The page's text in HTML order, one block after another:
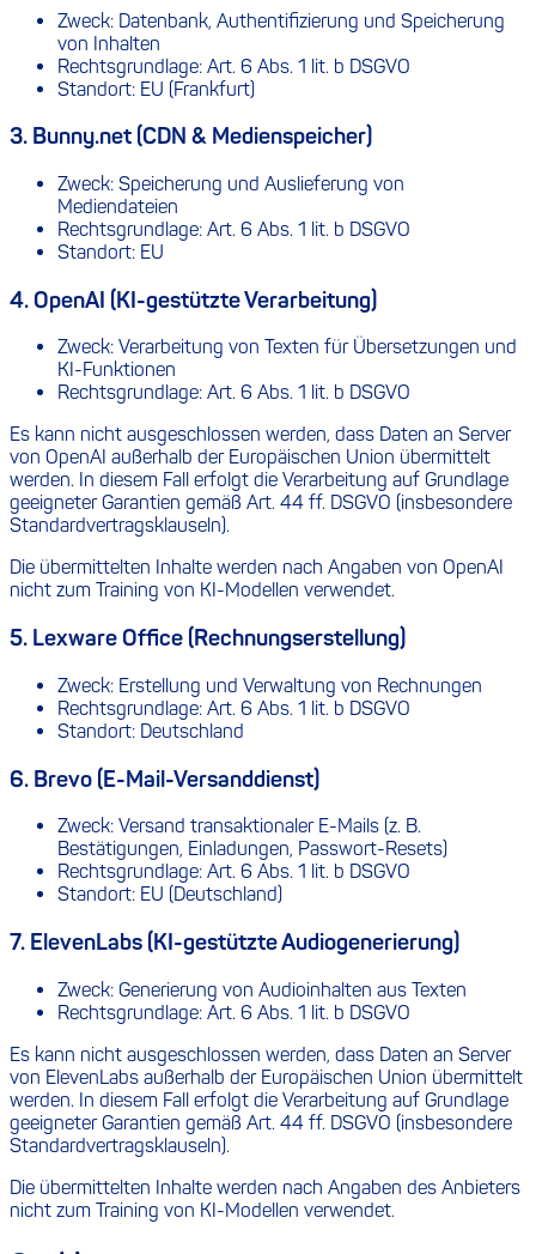
Zweck: Datenbank, Authentifizierung und Speicherung
von Inhalten
Rechtsgrundlage: Art. 6 Abs. 1 lit. b DSGVO
Standort: EU (Frankfurt)
3. Bunny.net (CDN & Medienspeicher)
Zweck: Speicherung und Auslieferung von
Mediendateien
Rechtsgrundlage: Art. 6 Abs. 1 lit. b DSGVO
Standort: EU
4. OpenAI (KI-gestützte Verarbeitung)
Zweck: Verarbeitung von Texten für Übersetzungen und
KI-Funktionen
Rechtsgrundlage: Art. 6 Abs. 1 lit. b DSGVO
Es kann nicht ausgeschlossen werden, dass Daten an Server
von OpenAI außerhalb der Europäischen Union übermittelt
werden. In diesem Fall erfolgt die Verarbeitung auf Grundlage
geeigneter Garantien gemäß Art. 44 ff. DSGVO (insbesondere
Standardvertragsklauseln).
Die übermittelten Inhalte werden nach Angaben von OpenAI
nicht zum Training von KI-Modellen verwendet.
5. Lexware Office (Rechnungserstellung)
Zweck: Erstellung und Verwaltung von Rechnungen
Rechtsgrundlage: Art. 6 Abs. 1 lit. b DSGVO
Standort: Deutschland
6. Brevo (E-Mail-Versanddienst)
Zweck: Versand transaktionaler E-Mails (z. B.
Bestätigungen, Einladungen, Passwort-Resets)
Rechtsgrundlage: Art. 6 Abs. 1 lit. b DSGVO
Standort: EU (Deutschland)
7. ElevenLabs (KI-gestützte Audiogenerierung)
Zweck: Generierung von Audioinhalten aus Texten
Rechtsgrundlage: Art. 6 Abs. 1 lit. b DSGVO
Es kann nicht ausgeschlossen werden, dass Daten an Server
von ElevenLabs außerhalb der Europäischen Union übermittelt
werden. In diesem Fall erfolgt die Verarbeitung auf Grundlage
geeigneter Garantien gemäß Art. 44 ff. DSGVO (insbesondere
Standardvertragsklauseln).
Die übermittelten Inhalte werden nach Angaben des Anbieters
nicht zum Training von KI-Modellen verwendet.